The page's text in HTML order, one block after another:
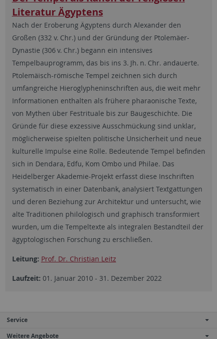
Literatur Ägyptens
Nach der Eroberung Ägyptens durch Alexander den
Großen (332 v. Chr.) und der Gründung der Ptolemäer-
Dynastie (306 v. Chr.) begann ein intensives
Tempelbauprogramm, das bis ins 3. Jh. n. Chr. andauerte.
Ptolemäisch-römische Tempel zeichnen sich durch
umfangreiche Hieroglypheninschriften aus, die weit mehr
Informationen enthalten als frühere pharaonische Texte,
von Mythen über Festrituale bis zur Baugeschichte. Die
Gründe für diese exzessive Ausschmückung sind unklar,
möglicherweise spielten politische Unsicherheit und neue
kulturelle Impulse eine Rolle. Bedeutende Tempel befinden
sich in Dendara, Edfu, Kom Ombo und Philae. Das
Heidelberger Akademie-Projekt erfasst diese Inschriften
systematisch in einer Datenbank, analysiert Textgattungen
und deren Beziehung zur Architektur und untersucht, wie
alte Traditionen philologisch und graphisch transformiert
wurden, um die Tempeltexte als integralen Bestandteil der
ägyptologischen Forschung zu erschließen.
Leitung: Prof. Dr. Christian Leitz
Laufzeit: 01. Januar 2010 - 31. Dezember 2022
Service
Weitere Angebote